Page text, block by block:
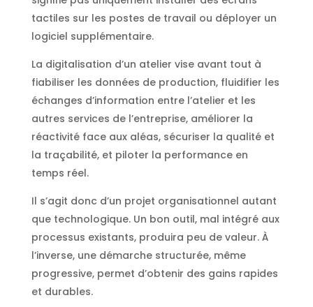
tactiles sur les postes de travail ou déployer un
logiciel supplémentaire.
La digitalisation d’un atelier vise avant tout à
fiabiliser les données de production, fluidifier les
échanges d’information entre l’atelier et les
autres services de l’entreprise, améliorer la
réactivité face aux aléas, sécuriser la qualité et
la traçabilité, et piloter la performance en
temps réel.
Il s’agit donc d’un projet organisationnel autant
que technologique. Un bon outil, mal intégré aux
processus existants, produira peu de valeur. À
l’inverse, une démarche structurée, même
progressive, permet d’obtenir des gains rapides
et durables.